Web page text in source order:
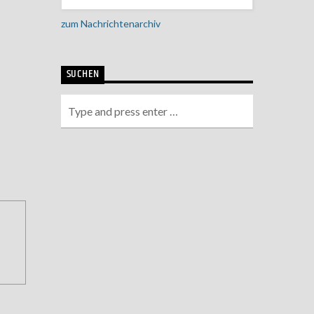
zum Nachrichtenarchiv
SUCHEN